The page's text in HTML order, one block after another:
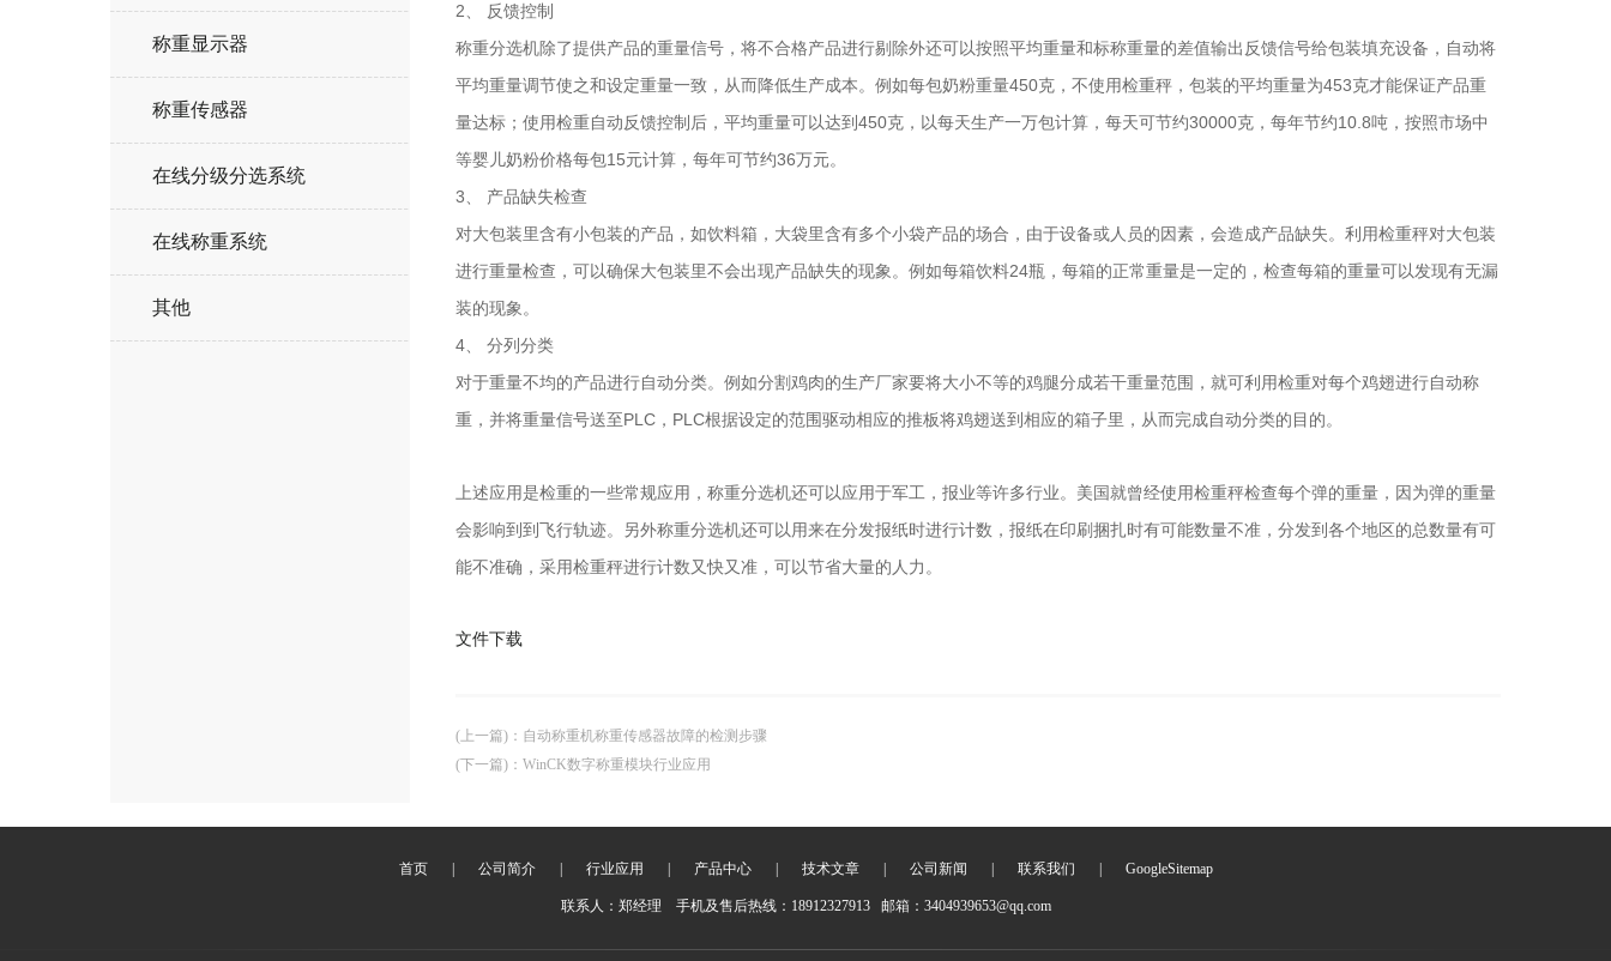
称重显示器
称重传感器
在线分级分选系统
在线称重系统
其他
2、 反馈控制
称重分选机除了提供产品的重量信号，将不合格产品进行剔除外还可以按照平均重量和标称重量的差值输出反馈信号给包装填充设备，自动将
平均重量调节使之和设定重量一致，从而降低生产成本。例如每包奶粉重量450克，不使用检重秤，包装的平均重量为453克才能保证产品重
量达标；使用检重自动反馈控制后，平均重量可以达到450克，以每天生产一万包计算，每天可节约30000克，每年节约10.8吨，按照市场中
等婴儿奶粉价格每包15元计算，每年可节约36万元。
3、 产品缺失检查
对大包装里含有小包装的产品，如饮料箱，大袋里含有多个小袋产品的场合，由于设备或人员的因素，会造成产品缺失。利用检重秤对大包装
进行重量检查，可以确保大包装里不会出现产品缺失的现象。例如每箱饮料24瓶，每箱的正常重量是一定的，检查每箱的重量可以发现有无漏
装的现象。
4、 分列分类
对于重量不均的产品进行自动分类。例如分割鸡肉的生产厂家要将大小不等的鸡腿分成若干重量范围，就可利用检重对每个鸡翅进行自动称
重，并将重量信号送至PLC，PLC根据设定的范围驱动相应的推板将鸡翅送到相应的箱子里，从而完成自动分类的目的。
上述应用是检重的一些常规应用，称重分选机还可以应用于军工，报业等许多行业。美国就曾经使用检重秤检查每个弹的重量，因为弹的重量
会影响到到飞行轨迹。另外称重分选机还可以用来在分发报纸时进行计数，报纸在印刷捆扎时有可能数量不准，分发到各个地区的总数量有可
能不准确，采用检重秤进行计数又快又准，可以节省大量的人力。
文件下载
(上一篇) ： 自动称重机称重传感器故障的检测步骤
(下一篇) ： WinCK数字称重模块行业应用
首页 公司简介 行业应用 产品中心 技术文章 公司新闻 联系我们 GoogleSitemap
联系人：郑经理 手机及售后热线：18912327913 邮箱：3404939653@qq.com